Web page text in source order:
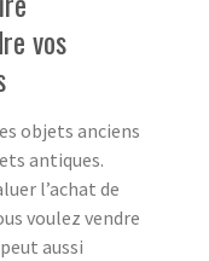
vos
objets anciens
antiques.
l’achat de
voulez vendre
aussi